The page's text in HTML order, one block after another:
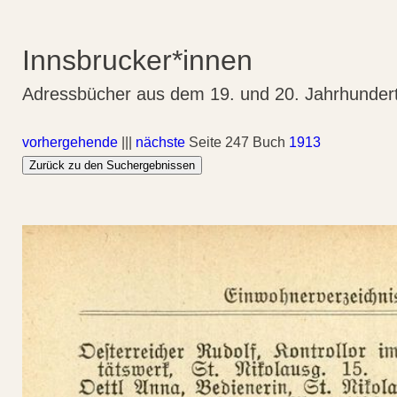
Innsbrucker*innen
Adressbücher aus dem 19. und 20.
vorhergehende nächste Seite 247 Buch 1913
Zurück zu den Suchergebnissen